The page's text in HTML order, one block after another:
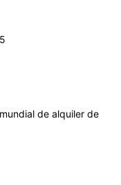
de alquiler de